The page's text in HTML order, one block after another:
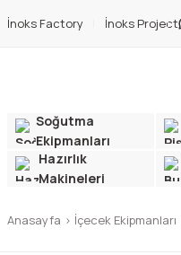
İnoks Factory İnoks Project
Soğutma
Ekipmanları
Hazırlık
Makineleri
Anasayfa İçecek Ekipmanları